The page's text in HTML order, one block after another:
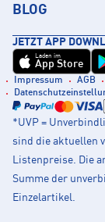
BLOG
JETZT APP
Laden im
App Store
Impressum AGB
*UVP =
sind die aktuellen
Listenpreise. Die
Summe der
Einzelartikel.